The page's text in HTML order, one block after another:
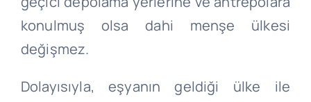
konulmuş olsa dahi menşe ülkesi
değişmez.
Dolayısıyla, eşyanın geldiği ülke ile